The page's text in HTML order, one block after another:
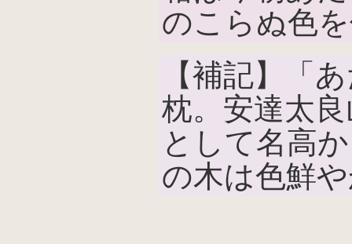
のこらぬ色
【補記】「
枕。安達太
として名高
の木は色鮮